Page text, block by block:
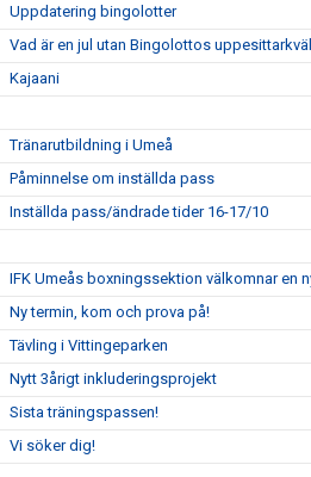
Uppdatering bingolotter
Vad är en jul utan Bingolottos
Kajaani
Tränarutbildning i Umeå
Påminnelse om inställda pass
Inställda pass/ändrade tider 16-17/10
IFK Umeås boxningssektion välkomnar en
Ny termin, kom och prova på!
Tävling i Vittingeparken
Nytt 3årigt inkluderingsprojekt
Sista träningspassen!
Vi söker dig!